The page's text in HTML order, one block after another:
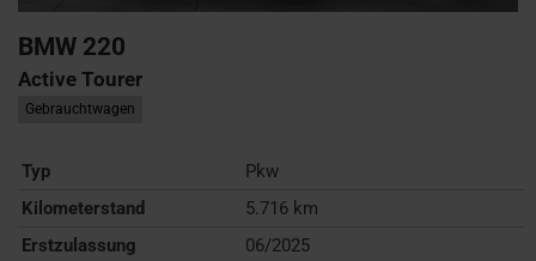
BMW 220
Active Tourer
Gebrauchtwagen
Typ
Pkw
Kilometerstand
5.716 km
Erstzulassung
06/2025